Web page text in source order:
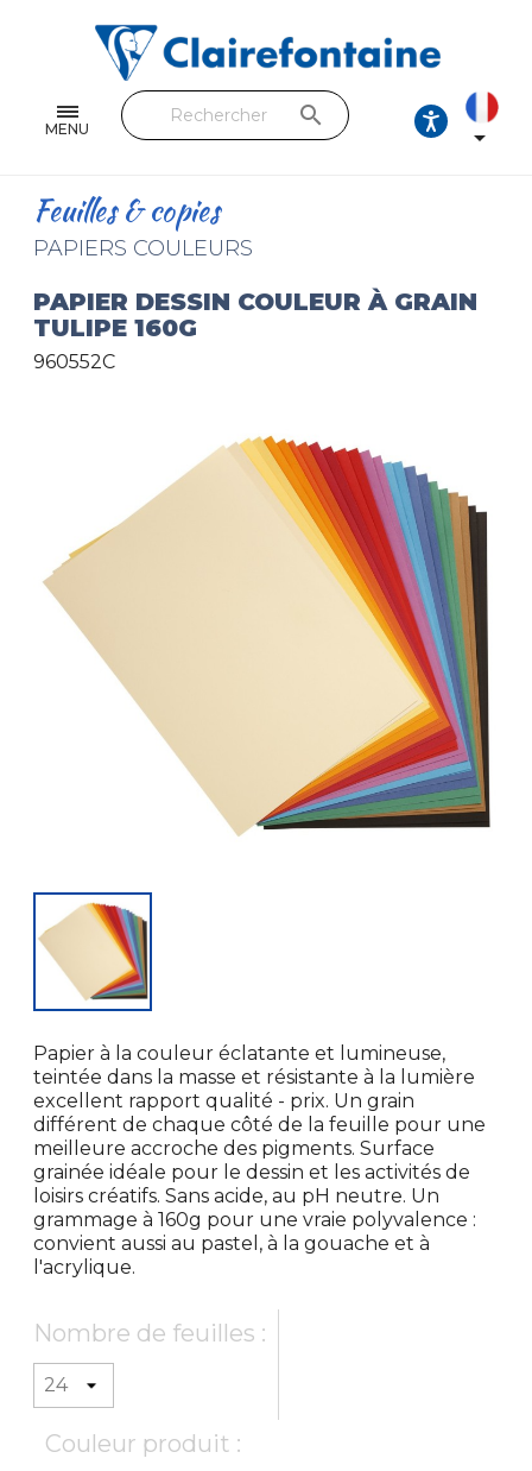
MENU
Feuilles & Copies
Beaux-arts & Dessin
Loisirs créatifs
Cuir & trousses
search

Feuilles & copies
PAPIERS COULEURS
PAPIER DESSIN COULEUR À GRAIN
TULIPE 160G
960552C
Papier à la couleur éclatante et lumineuse,
teintée dans la masse et résistante à la lumière
excellent rapport qualité - prix. Un grain
différent de chaque côté de la feuille pour une
meilleure accroche des pigments. Surface
grainée idéale pour le dessin et les activités de
loisirs créatifs. Sans acide, au pH neutre. Un
grammage à 160g pour une vraie polyvalence :
convient aussi au pastel, à la gouache et à
l'acrylique.
Nombre de feuilles :
Couleur produit :